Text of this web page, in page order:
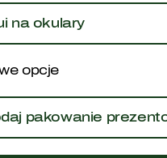
na okulary
opcje
pakowanie